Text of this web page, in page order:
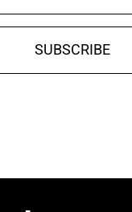
SUBSCRIBE